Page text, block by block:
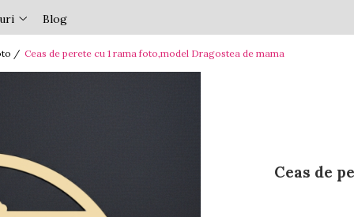
Blog
/ Ceas de perete cu 1 rama foto,model Dragostea de mama
Ceas de